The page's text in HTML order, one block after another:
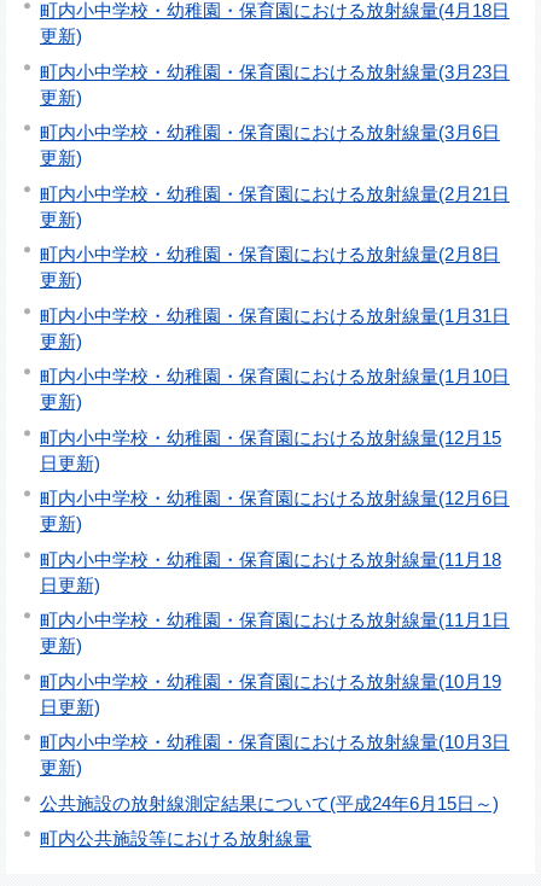
町内小中学校・幼稚園・保育園における放射線量(4月18日
更新)
町内小中学校・幼稚園・保育園における放射線量(3月23日
更新)
町内小中学校・幼稚園・保育園における放射線量(3月6日
更新)
町内小中学校・幼稚園・保育園における放射線量(2月21日
更新)
町内小中学校・幼稚園・保育園における放射線量(2月8日
更新)
町内小中学校・幼稚園・保育園における放射線量(1月31日
更新)
町内小中学校・幼稚園・保育園における放射線量(1月10日
更新)
町内小中学校・幼稚園・保育園における放射線量(12月15
日更新)
町内小中学校・幼稚園・保育園における放射線量(12月6日
更新)
町内小中学校・幼稚園・保育園における放射線量(11月18
日更新)
町内小中学校・幼稚園・保育園における放射線量(11月1日
更新)
町内小中学校・幼稚園・保育園における放射線量(10月19
日更新)
町内小中学校・幼稚園・保育園における放射線量(10月3日
更新)
公共施設の放射線測定結果について(平成24年6月15日～)
町内公共施設等における放射線量